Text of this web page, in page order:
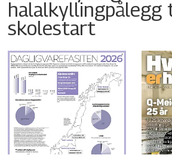
halalkyllingpålegg
skolestart